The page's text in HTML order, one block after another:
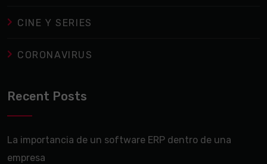
CINE Y SERIES
CORONAVIRUS
Recent Posts
La importancia de un software ERP dentro de una
empresa